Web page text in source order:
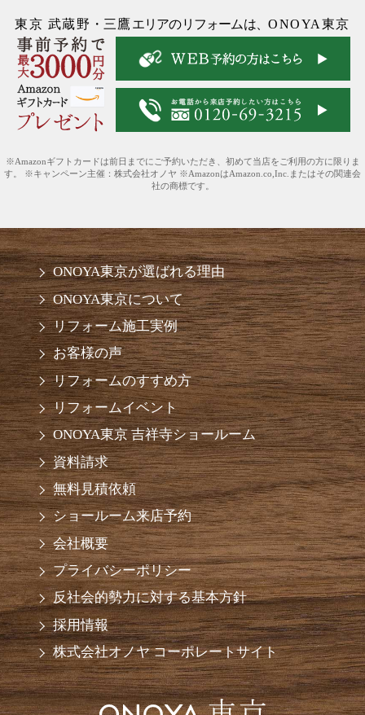
東京 武蔵野 ・ 三鷹 エリアのリフォームは、ONOYA東京
※Amazonギフトカードは前日までにご予約いただき、初めて当店をご利用の方に限りま
す。 ※キャンペーン主催：株式会社オノヤ ※AmazonはAmazon.co,Inc.またはその関連会
社の商標です。
ONOYA東京が選ばれる理由
ONOYA東京について
リフォーム施工実例
お客様の声
リフォームのすすめ方
リフォームイベント
ONOYA東京 吉祥寺ショールーム
資料請求
無料見積依頼
ショールーム来店予約
会社概要
プライバシーポリシー
反社会的勢力に対する基本方針
採用情報
株式会社オノヤ コーポレートサイト